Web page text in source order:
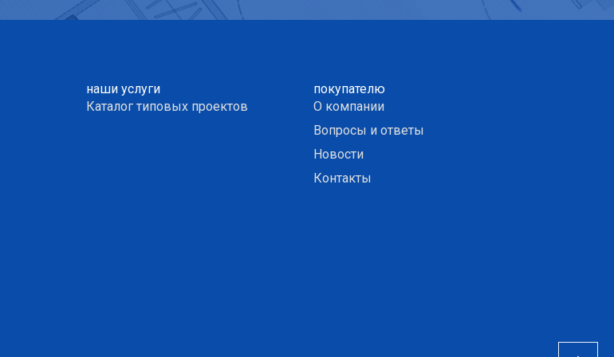
наши услуги
Каталог типовых проектов
покупателю
О компании
Вопросы и ответы
Новости
Контакты